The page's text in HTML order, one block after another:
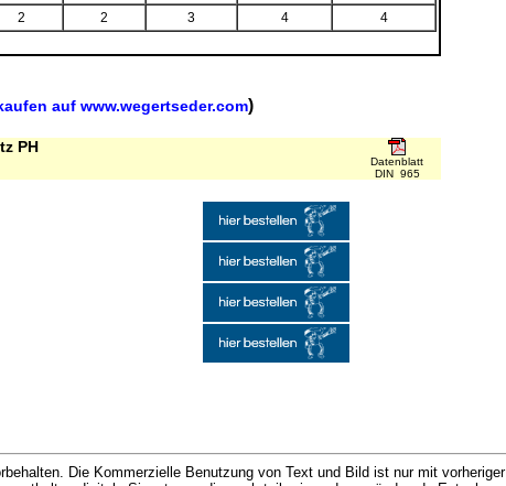
2 2 3 4 4
auf www.wegertseder.com)
PH
Datenblatt
DIN 965
Die Kommerzielle Benutzung von Text und Bild ist nur mit vorheriger